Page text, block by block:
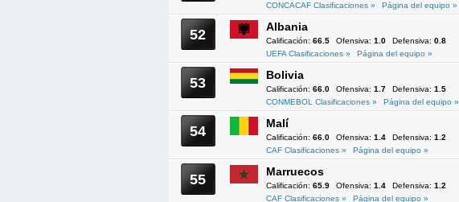
CONCACAF Clasificaciones »
Página del equipo »
52 Albania
Calificación: 66.5 Ofensiva: 1.0 Defensiva: 0.8
UEFA Clasificaciones »
Página del equipo »
53 Bolivia
Calificación: 66.0 Ofensiva: 1.7 Defensiva: 1.5
CONMEBOL Clasificaciones »
Página del equipo »
54 Malí
Calificación: 66.0 Ofensiva: 1.4 Defensiva: 1.2
CAF Clasificaciones »
Página del equipo »
55 Marruecos
Calificación: 65.9 Ofensiva: 1.4 Defensiva: 1.2
CAF Clasificaciones »
Página del equipo »